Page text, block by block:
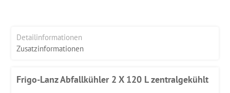
Detailinformationen
Zusatzinformationen
Frigo-Lanz Abfallkühler 2 X 120 L zentralgekühlt